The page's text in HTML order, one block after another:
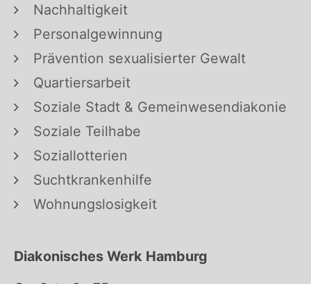
Nachhaltigkeit
Personalgewinnung
Prävention sexualisierter Gewalt
Quartiersarbeit
Soziale Stadt & Gemeinwesendiakonie
Soziale Teilhabe
Soziallotterien
Suchtkrankenhilfe
Wohnungslosigkeit
Diakonisches Werk Hamburg